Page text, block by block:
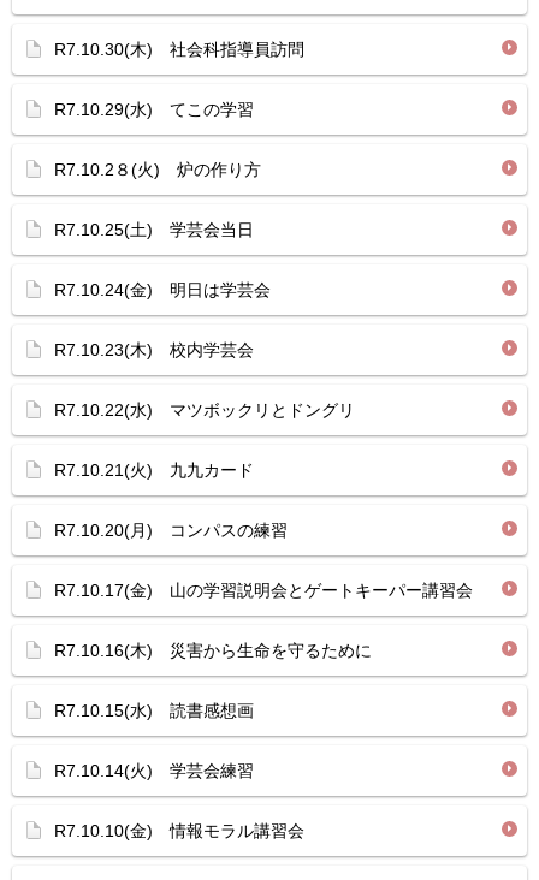
R7.10.30(木) 社会科指導員訪問
R7.10.29(水) てこの学習
R7.10.2８(火) 炉の作り方
R7.10.25(土) 学芸会当日
R7.10.24(金) 明日は学芸会
R7.10.23(木) 校内学芸会
R7.10.22(水) マツボックリとドングリ
R7.10.21(火) 九九カード
R7.10.20(月) コンパスの練習
R7.10.17(金) 山の学習説明会とゲートキーパー講習会
R7.10.16(木) 災害から生命を守るために
R7.10.15(水) 読書感想画
R7.10.14(火) 学芸会練習
R7.10.10(金) 情報モラル講習会